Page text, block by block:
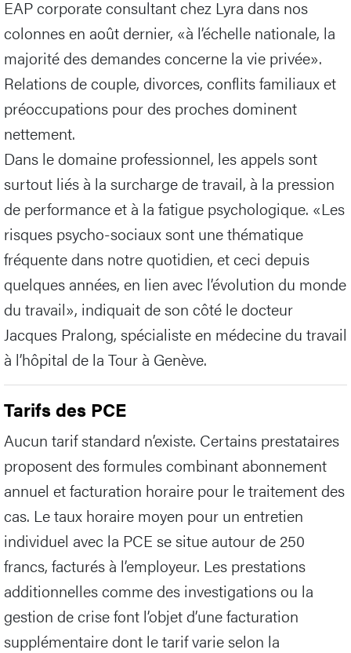
EAP corporate consultant chez Lyra dans nos
colonnes en août dernier, «à l’échelle nationale, la
majorité des demandes concerne la vie privée».
Relations de couple, divorces, conflits familiaux et
préoccupations pour des proches dominent
nettement.
Dans le domaine professionnel, les appels sont
surtout liés à la surcharge de travail, à la pression
de performance et à la fatigue psychologique. «Les
risques psycho-sociaux sont une thématique
fréquente dans notre quotidien, et ceci depuis
quelques années, en lien avec l’évolution du monde
du travail», indiquait de son côté le docteur
Jacques Pralong, spécialiste en médecine du travail
à l’hôpital de la Tour à Genève.
Tarifs des PCE
Aucun tarif standard n’existe. Certains prestataires
proposent des formules combinant abonnement
annuel et facturation horaire pour le traitement des
cas. Le taux horaire moyen pour un entretien
individuel avec la PCE se situe autour de 250
francs, facturés à l’employeur. Les prestations
additionnelles comme des investigations ou la
gestion de crise font l’objet d’une facturation
supplémentaire dont le tarif varie selon la